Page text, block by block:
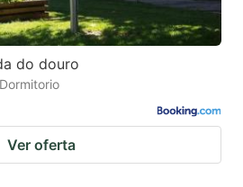
do douro
Ver oferta